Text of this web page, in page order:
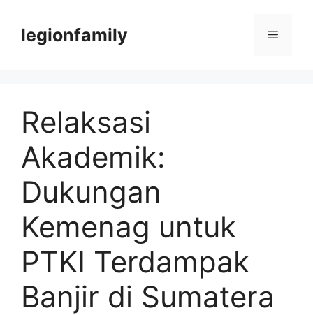
legionfamily Menu
Relaksasi
Akademik:
Dukungan
Kemenag untuk
PTKI Terdampak
Banjir di Sumatera